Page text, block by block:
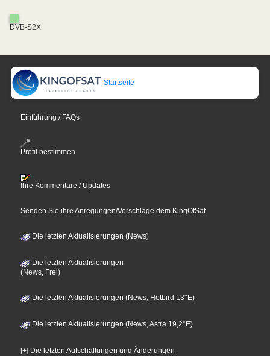
DVB-S2X
Startseite
Einführung / FAQs
Profil bestimmen
Ihre Kommentare / Updates
Senden Sie ihre Anregungen/Vorschläge dem KingOfSat
Die letzten Aktualisierungen (News)
Die letzten Aktualisierungen
(News, Frei)
Die letzten Aktualisierungen (News, Hotbird 13°E)
Die letzten Aktualisierungen (News, Astra 19,2°E)
[+] Die letzten Aufschaltungen und Änderungen